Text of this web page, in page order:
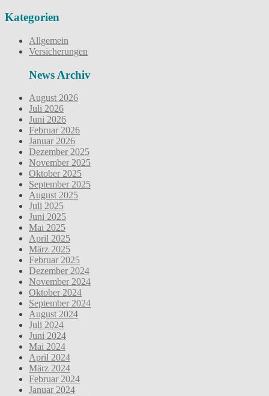
Kategorien
Allgemein
Versicherungen
News Archiv
August 2026
Juli 2026
Juni 2026
Februar 2026
Januar 2026
Dezember 2025
November 2025
Oktober 2025
September 2025
August 2025
Juli 2025
Juni 2025
Mai 2025
April 2025
März 2025
Februar 2025
Dezember 2024
November 2024
Oktober 2024
September 2024
August 2024
Juli 2024
Juni 2024
Mai 2024
April 2024
März 2024
Februar 2024
Januar 2024